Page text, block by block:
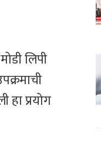
लिपी
हा प्रयोग